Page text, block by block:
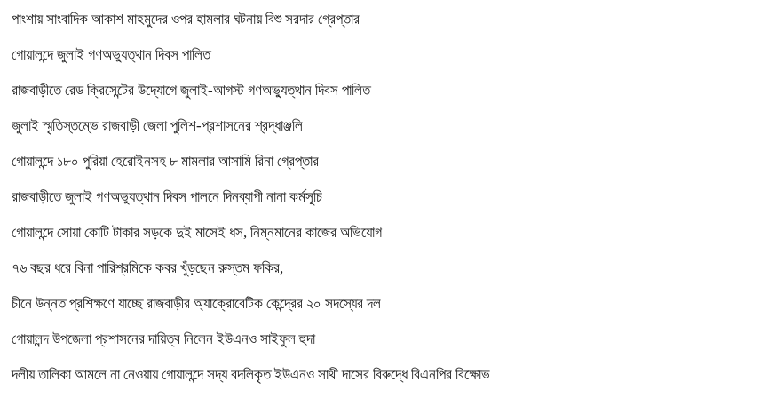
পাংশায় সাংবাদিক আকাশ মাহমুদের ওপর হামলার ঘটনায় বিশু সরদার গ্রেপ্তার
গোয়ালন্দে জুলাই গণঅভ্যুত্থান দিবস পালিত
রাজবাড়ীতে রেড ক্রিসেন্টের উদ্যোগে জুলাই-আগস্ট গণঅভ্যুত্থান দিবস পালিত
জুলাই স্মৃতিস্তম্ভে রাজবাড়ী জেলা পুলিশ-প্রশাসনের শ্রদ্ধাঞ্জলি
গোয়ালন্দে ১৮০ পুরিয়া হেরোইনসহ ৮ মামলার আসামি রিনা গ্রেপ্তার
রাজবাড়ীতে জুলাই গণঅভ্যুত্থান দিবস পালনে দিনব্যাপী নানা কর্মসূচি
গোয়ালন্দে সোয়া কোটি টাকার সড়কে দুই মাসেই ধস, নিম্নমানের কাজের অভিযোগ
৭৬ বছর ধরে বিনা পারিশ্রমিকে কবর খুঁড়ছেন রুস্তম ফকির,
চীনে উন্নত প্রশিক্ষণে যাচ্ছে রাজবাড়ীর অ্যাক্রোবেটিক কেন্দ্রের ২০ সদস্যের দল
গোয়ালন্দ উপজেলা প্রশাসনের দায়িত্ব নিলেন ইউএনও সাইফুল হুদা
দলীয় তালিকা আমলে না নেওয়ায় গোয়ালন্দে সদ্য বদলিকৃত ইউএনও সাথী দাসের বিরুদ্ধে বিএনপির বিক্ষোভ